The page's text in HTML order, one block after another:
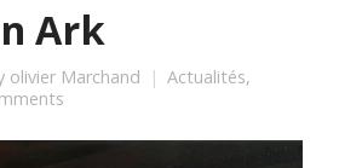
Ark
olivier Marchand Actualités,